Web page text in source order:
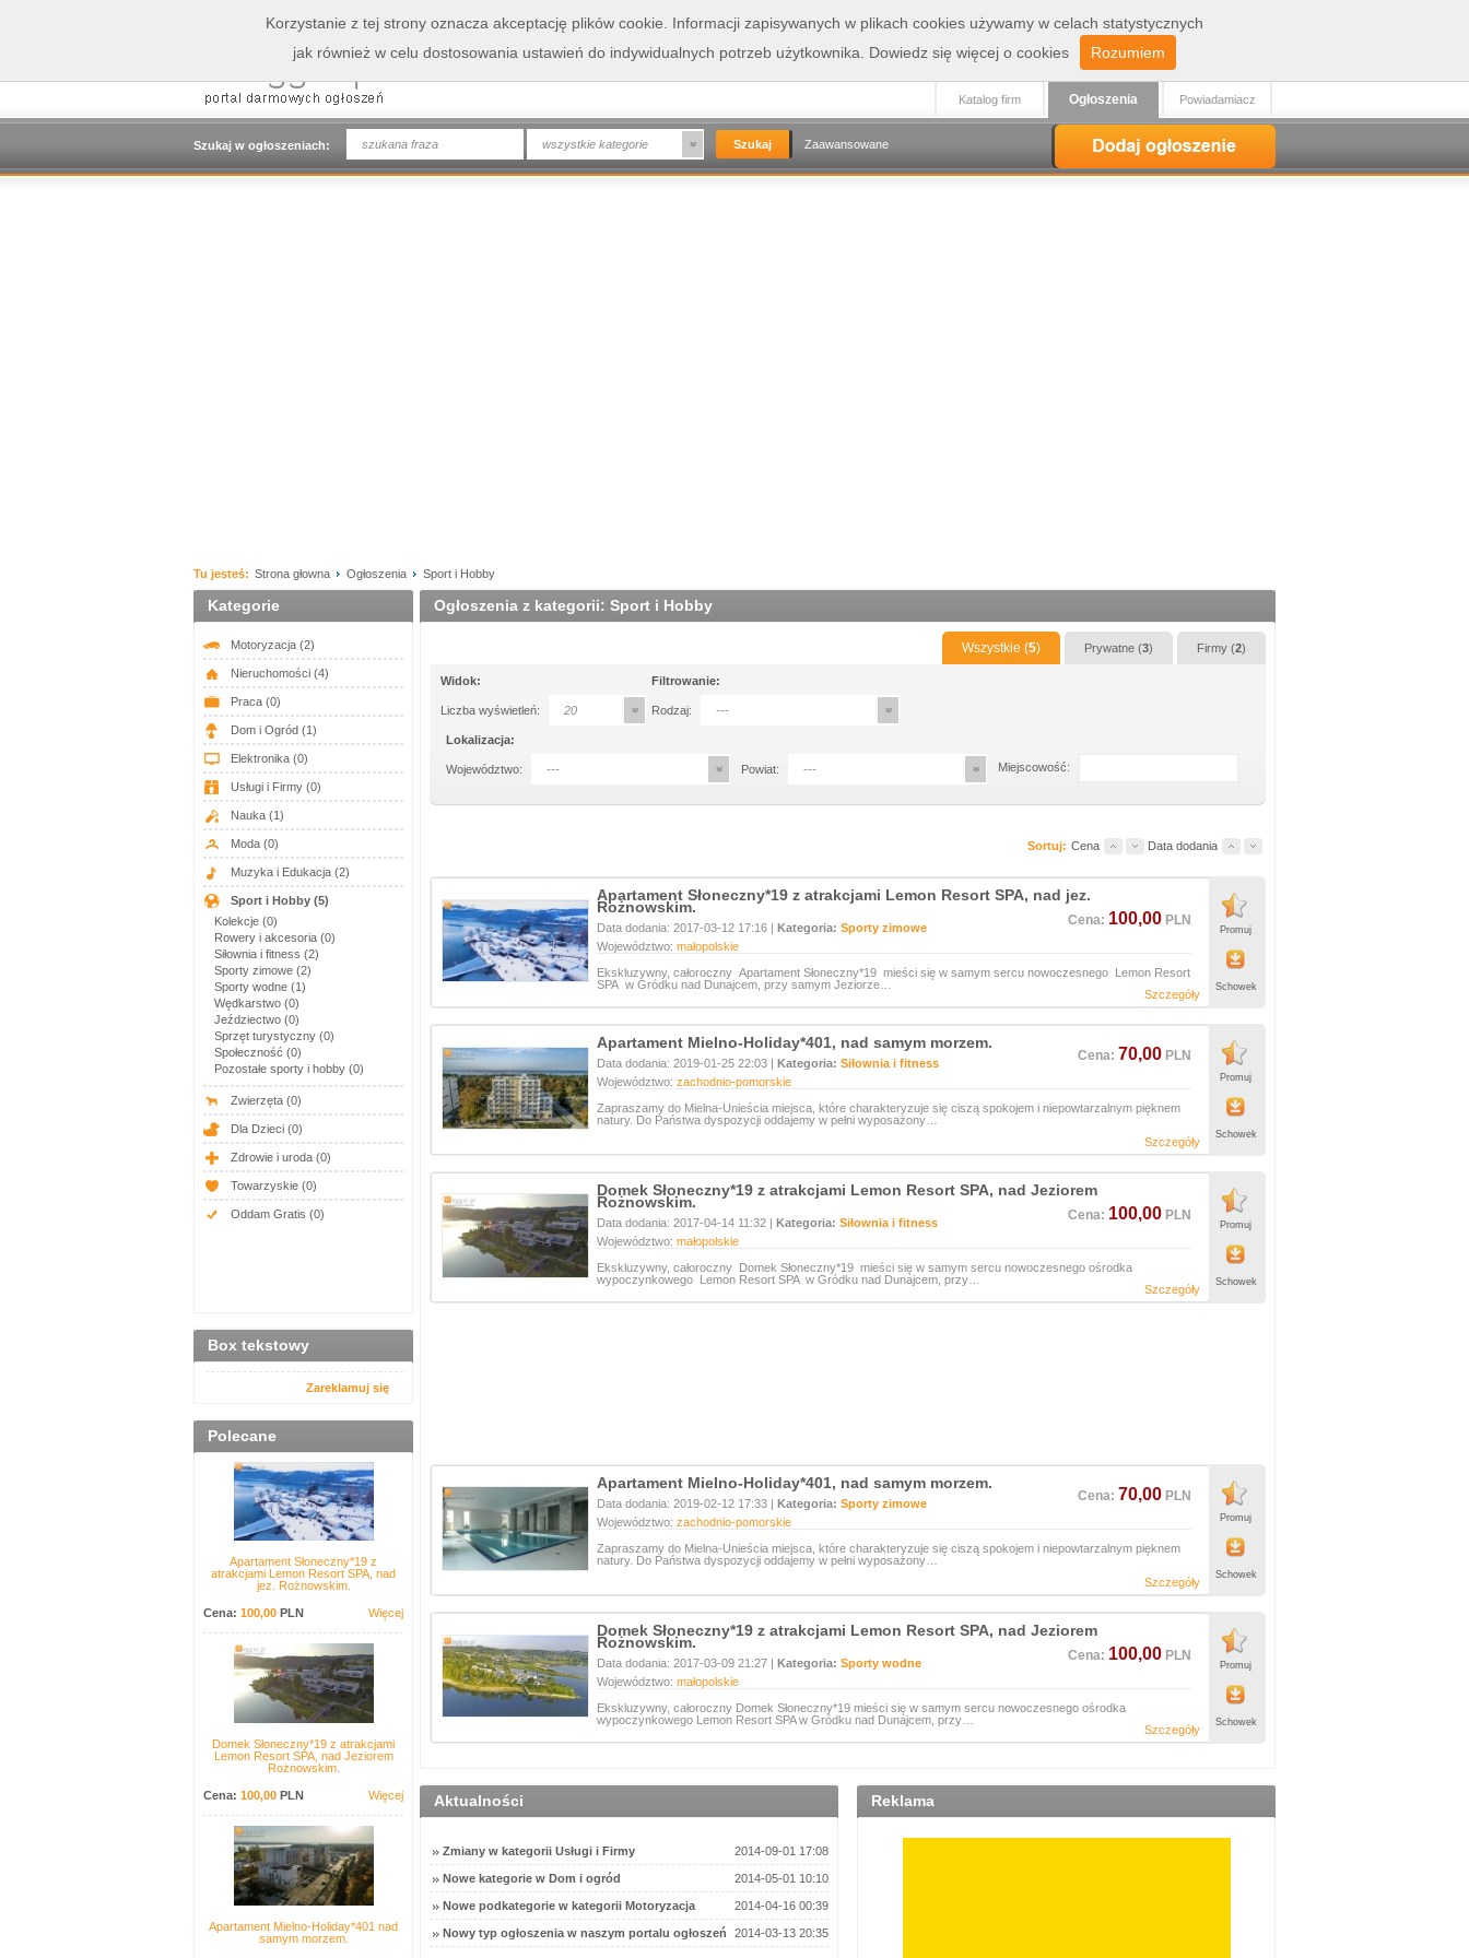
Zaloguj
Szukaj w ogłoszeniach: wszystkie kategorie Zaawansowane
Powiadamiacz
Ogłoszenia
Katalog firm
Tu jesteś: Strona głowna Ogłoszenia Sport i Hobby
Kategorie
Motoryzacja (2)
Nieruchomości (4)
Praca (0)
Dom i Ogród (1)
Elektronika (0)
Usługi i Firmy (0)
Nauka (1)
Moda (0)
Muzyka i Edukacja (2)
Sport i Hobby (5)
Kolekcje (0)
Rowery i akcesoria (0)
Siłownia i fitness (2)
Sporty zimowe (2)
Sporty wodne (1)
Wędkarstwo (0)
Jeździectwo (0)
Sprzęt turystyczny (0)
Społeczność (0)
Pozostałe sporty i hobby (0)
Zwierzęta (0)
Dla Dzieci (0)
Zdrowie i uroda (0)
Towarzyskie (0)
Oddam Gratis (0)
Box tekstowy
Zareklamuj się
Polecane
Apartament Słoneczny*19 z
atrakcjami Lemon Resort SPA, nad
jez. Rożnowskim.
Cena: 100,00 PLN Więcej
Domek Słoneczny*19 z atrakcjami
Lemon Resort SPA, nad Jeziorem
Rożnowskim.
Cena: 100,00 PLN Więcej
Apartament Mielno-Holiday*401 nad
samym morzem.
Ogłoszenia z kategorii: Sport i Hobby
Wszystkie (5) Prywatne (3) Firmy (2)
Widok:
Liczba wyświetleń: 20
Filtrowanie:
Rodzaj: ---
Lokalizacja:
Województwo: --- Powiat: --- Miejscowość:
Sortuj: Cena Data dodania
Apartament Słoneczny*19 z atrakcjami Lemon Resort SPA, nad jez.
Rożnowskim.
Cena: 100,00 PLN
Data dodania: 2017-03-12 17:16 | Kategoria: Sporty zimowe
Województwo: małopolskie
Ekskluzywny, całoroczny Apartament Słoneczny*19 mieści się w samym sercu nowoczesnego Lemon Resort
SPA w Gródku nad Dunajcem, przy samym Jeziorze…
Szczegóły
Promuj
Schowek
Apartament Mielno-Holiday*401, nad samym morzem.
Cena: 70,00 PLN
Data dodania: 2019-01-25 22:03 | Kategoria: Siłownia i fitness
Województwo: zachodnio-pomorskie
Zapraszamy do Mielna-Unieścia miejsca, które charakteryzuje się ciszą spokojem i niepowtarzalnym pięknem
natury. Do Państwa dyspozycji oddajemy w pełni wyposażony…
Szczegóły
Promuj
Schowek
Domek Słoneczny*19 z atrakcjami Lemon Resort SPA, nad Jeziorem
Rożnowskim.
Cena: 100,00 PLN
Data dodania: 2017-04-14 11:32 | Kategoria: Siłownia i fitness
Województwo: małopolskie
Ekskluzywny, całoroczny Domek Słoneczny*19 mieści się w samym sercu nowoczesnego ośrodka
wypoczynkowego Lemon Resort SPA w Gródku nad Dunajcem, przy…
Szczegóły
Promuj
Schowek
Apartament Mielno-Holiday*401, nad samym morzem.
Cena: 70,00 PLN
Data dodania: 2019-02-12 17:33 | Kategoria: Sporty zimowe
Województwo: zachodnio-pomorskie
Zapraszamy do Mielna-Unieścia miejsca, które charakteryzuje się ciszą spokojem i niepowtarzalnym pięknem
natury. Do Państwa dyspozycji oddajemy w pełni wyposażony…
Szczegóły
Promuj
Schowek
Domek Słoneczny*19 z atrakcjami Lemon Resort SPA, nad Jeziorem
Rożnowskim.
Cena: 100,00 PLN
Data dodania: 2017-03-09 21:27 | Kategoria: Sporty wodne
Województwo: małopolskie
Ekskluzywny, całoroczny Domek Słoneczny*19 mieści się w samym sercu nowoczesnego ośrodka
wypoczynkowego Lemon Resort SPA w Gródku nad Dunajcem, przy…
Szczegóły
Promuj
Schowek
Aktualności
Zmiany w kategorii Usługi i Firmy 2014-09-01 17:08
Nowe kategorie w Dom i ogród 2014-05-01 10:10
Nowe podkategorie w kategorii Motoryzacja 2014-04-16 00:39
Nowy typ ogłoszenia w naszym portalu ogłoszeń 2014-03-13 20:35
Reklama
Korzystanie z tej strony oznacza akceptację plików cookie. Informacji zapisywanych w plikach cookies używamy w celach statystycznych
jak również w celu dostosowania ustawień do indywidualnych potrzeb użytkownika. Dowiedz się więcej o cookies Rozumiem